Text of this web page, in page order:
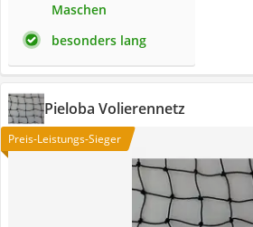
Maschen
besonders lang
Pieloba Volierennetz
Preis-Leistungs-Sieger